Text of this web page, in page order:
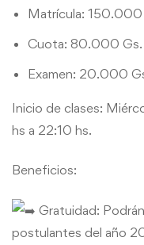
Matrícula: 150.000
Cuota: 80.000 Gs.
Examen: 20.000
Inicio de clases:
hs a 22:10 hs.
Beneficios:
Gratuidad:
postulantes del año